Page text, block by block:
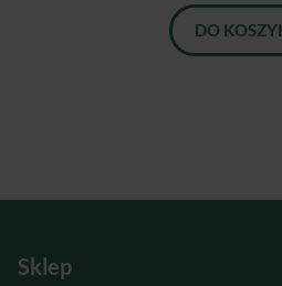
DO
Sklep